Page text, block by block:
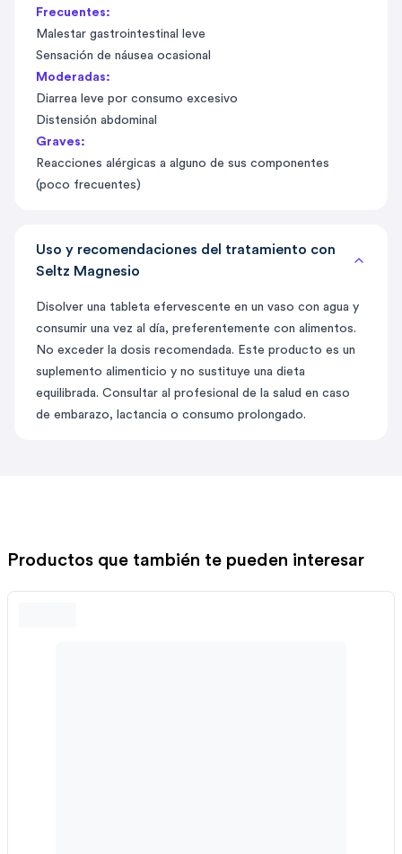
Frecuentes:
Malestar gastrointestinal leve
Sensación de náusea ocasional
Moderadas:
Diarrea leve por consumo excesivo
Distensión abdominal
Graves:
Reacciones alérgicas a alguno de sus componentes
(poco frecuentes)
Uso y recomendaciones del tratamiento con
Seltz Magnesio
Disolver una tableta efervescente en un vaso con agua y
consumir una vez al día, preferentemente con alimentos.
No exceder la dosis recomendada. Este producto es un
suplemento alimenticio y no sustituye una dieta
equilibrada. Consultar al profesional de la salud en caso
de embarazo, lactancia o consumo prolongado.
Productos que también te pueden interesar